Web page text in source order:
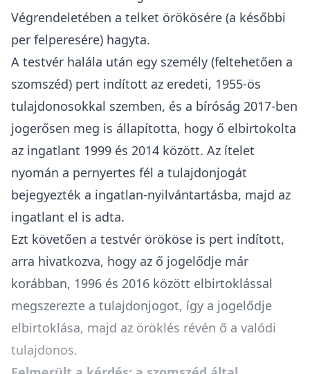
Végrendeletében a telket örökösére (a későbbi
per felperesére) hagyta.
A testvér halála után egy személy (feltehetően a
szomszéd) pert indított az eredeti, 1955-ös
tulajdonosokkal szemben, és a bíróság 2017-ben
jogerősen meg is állapította, hogy ő elbirtokolta
az ingatlant 1999 és 2014 között. Az ítelet
nyomán a pernyertes fél a tulajdonjogát
bejegyezték a ingatlan-nyilvántartásba, majd az
ingatlant el is adta.
Ezt követően a testvér örököse is pert indított,
arra hivatkozva, hogy az ő jogelődje már
korábban, 1996 és 2016 között elbirtoklással
megszerezte a tulajdonjogot, így a jogelődje
elbirtoklása, majd az öröklés révén ő a valódi
tulajdonos.